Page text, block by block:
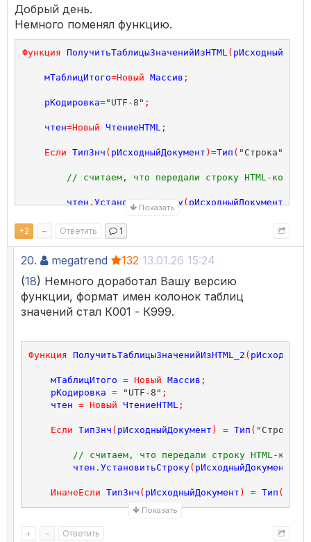
Добрый день.
Немного поменял функцию.
Функция ПолучитьТаблицыЗначенийИзHTML (
мТаблицИтого=Новый Массив ;
рКодировка="UTF-8" ;
чтен=Новый ЧтениеHTML ;
Если ТипЗнч ( рИсходныйДокумент )=Тип ( "Строка"
// считаем, что передали строку HTML-кода
чтен . УстановитьСтроку( рИсходныйДокумент
ИначеЕсли ТипЗнч "Файл"
чтен. ОткрытьФайл( рИсходныйДокумент
Иначе
Возврат мТаблицИтого;
КонецЕсли;
пострДОМ =Новый ПостроительDOM
гдок=пострДОМ .Прочитать(чтен);
ТаблицыДокумента = гдок.ПолучитьЭлементыПоИмени
= Новый ТаблицаЗначений
КолонкиПервойСтроки
Показать
+2 – Ответить 1
20. megatrend 132 13.01.26 15:24
(18) Немного доработал Вашу версию
функции, формат имен колонок таблиц
значений стал К001 - К999.
Функция ПолучитьТаблицыЗначенийИзHTML_2 (
мТаблицИтого = Новый Массив ;
рКодировка = "UTF-8" ;
чтен = Новый ЧтениеHTML ;
Если ТипЗнч ( рИсходныйДокумент ) = Тип ( "Строка"
// считаем, что передали строку HTML-кода
чтен . УстановитьСтроку( рИсходныйДокумент
ИначеЕсли ТипЗнч ( рИсходныйДокумент ) = Тип (
// считаем, что передали файл, проверенно
чтен.
Показать
+ – Ответить